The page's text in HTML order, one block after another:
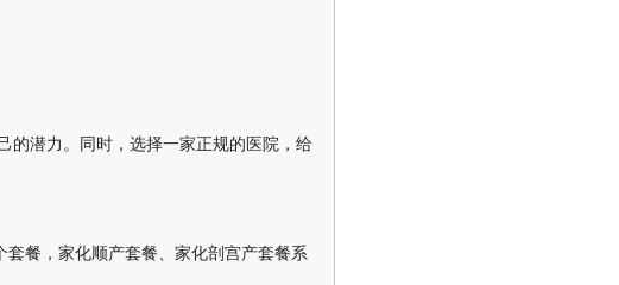
潜力。同时，选择一家正规的医院，给
餐，家化顺产套餐、家化剖宫产套餐系